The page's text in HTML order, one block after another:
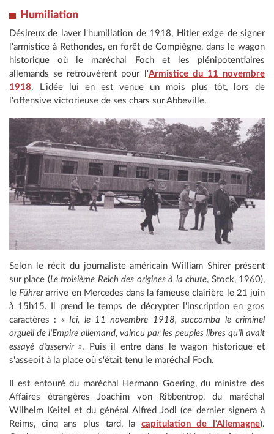
Humiliation
Désireux de laver l'humiliation de 1918, Hitler exige de signer
l'armistice à Rethondes, en forêt de Compiègne, dans le wagon
historique où le maréchal Foch et les plénipotentiaires
allemands se retrouvèrent pour l'Armistice du 11 novembre
1918. L'idée lui en est venue un mois plus tôt, lors de
l'offensive victorieuse de ses chars sur Abbeville.
Selon le récit du journaliste américain William Shirer présent
sur place (Le troisième Reich des origines à la chute, Stock, 1960),
le Führerarrive en Mercedes dans la fameuse clairière le 21 juin
à 15h15. Il prend le temps de décrypter l'inscription en gros
caractères : « Ici, le 11 novembre 1918, succomba le criminel
orgueil de l'Empire allemand, vaincu par les peuples libres qu'il avait
essayé d'asservir ». Puis il entre dans le wagon historique et
s'asseoit à la place où s'était tenu le maréchal Foch.
Il est entouré du maréchal Hermann Goering, du ministre des
Affaires étrangères Joachim von Ribbentrop, du maréchal
Wilhelm Keitel et du général Alfred Jodl (ce dernier signera à
Reims, cinq ans plus tard, la capitulation de l'Allemagne).